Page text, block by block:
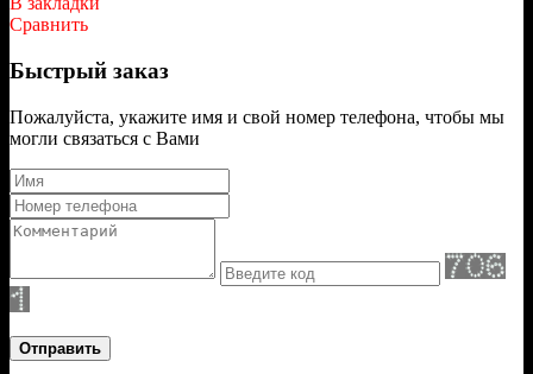
Сравнить
Быстрый заказ
Пожалуйста, укажите имя и свой номер телефона, чтобы мы
могли связаться с Вами
Отправить